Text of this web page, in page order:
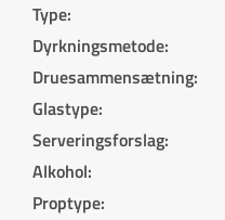
Type:
Dyrkningsmetode:
Druesammensætning:
Glastype:
Serveringsforslag:
Alkohol:
Proptype: